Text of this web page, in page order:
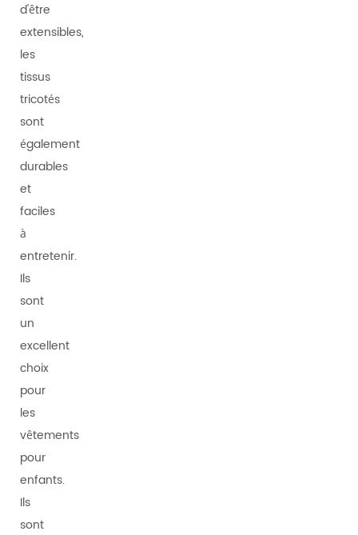
d'être
extensibles,
les
tissus
tricotés
sont
également
durables
et
faciles
à
entretenir.
Ils
sont
un
excellent
choix
pour
les
vêtements
pour
enfants.
Ils
sont